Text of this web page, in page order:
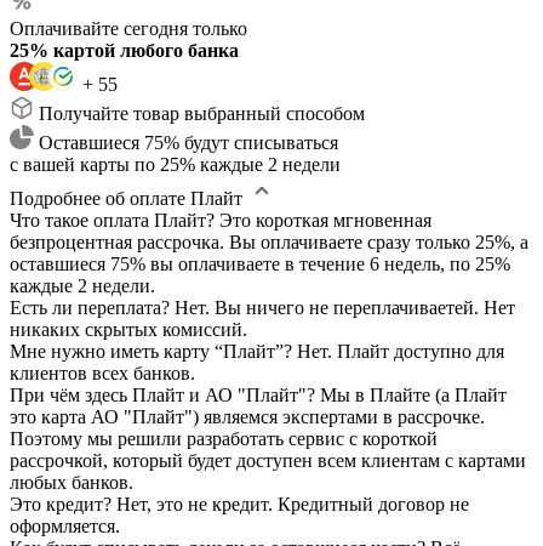
Оплачивайте сегодня только
25% картой любого банка
+ 55
Получайте товар выбранный способом
Оставшиеся 75% будут списываться
с вашей карты по 25% каждые 2 недели
Подробнее об оплате Плайт
Что такое оплата Плайт? Это короткая мгновенная
безпроцентная рассрочка. Вы оплачиваете сразу только 25%, а
оставшиеся 75% вы оплачиваете в течение 6 недель, по 25%
каждые 2 недели.
Есть ли переплата? Нет. Вы ничего не переплачиваетей. Нет
никаких скрытых комиссий.
Мне нужно иметь карту “Плайт”? Нет. Плайт доступно для
клиентов всех банков.
При чём здесь Плайт и АО "Плайт"? Мы в Плайте (а Плайт
это карта АО "Плайт") являемся экспертами в рассрочке.
Поэтому мы решили разработать сервис с короткой
рассрочкой, который будет доступен всем клиентам с картами
любых банков.
Это кредит? Нет, это не кредит. Кредитный договор не
оформляется.